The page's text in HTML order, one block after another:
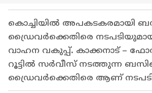
കൊച്ചിയിൽ അപകടകരമായി
ഡ്രൈവർക്കെതിരെ
വാഹന വകുപ്പ്. കാക്കനാട് –
റൂട്ടിൽ സർവീസ് നടത്തുന്ന
ഡ്രൈവർക്കെതിരെ ആണ്